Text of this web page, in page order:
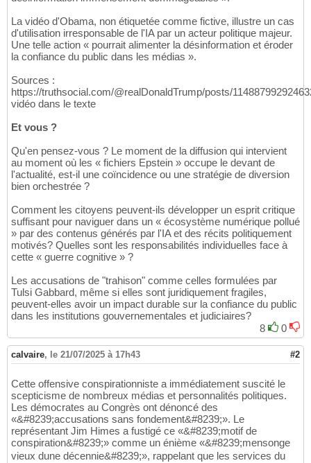
La vidéo d'Obama, non étiquetée comme fictive, illustre un cas
d'utilisation irresponsable de l'IA par un acteur politique majeur.
Une telle action « pourrait alimenter la désinformation et éroder
la confiance du public dans les médias ».
Sources :
https://truthsocial.com/@realDonaldTrump/posts/
vidéo dans le texte
Et vous ?
Qu'en pensez-vous ? Le moment de la diffusion qui intervient
au moment où les « fichiers Epstein » occupe le devant de
l'actualité, est-il une coïncidence ou une stratégie de diversion
bien orchestrée ?
Comment les citoyens peuvent-ils développer un esprit critique
suffisant pour naviguer dans un « écosystème numérique pollué
» par des contenus générés par l'IA et des récits politiquement
motivés? Quelles sont les responsabilités individuelles face à
cette « guerre cognitive » ?
Les accusations de "trahison" comme celles formulées par
Tulsi Gabbard, même si elles sont juridiquement fragiles,
peuvent-elles avoir un impact durable sur la confiance du public
dans les institutions gouvernementales et judiciaires?
8
0
calvaire, le 21/07/2025 à 17h43 #2
Cette offensive conspirationniste a immédiatement suscité le
scepticisme de nombreux médias et personnalités politiques.
Les démocrates au Congrès ont dénoncé des
«&#8239;accusations sans fondement&#8239;». Le
représentant Jim Himes a fustigé ce «&#8239;motif de
conspiration&#8239;» comme un énième «&#8239;mensonge
vieux dune décennie&#8239;», rappelant que les services du